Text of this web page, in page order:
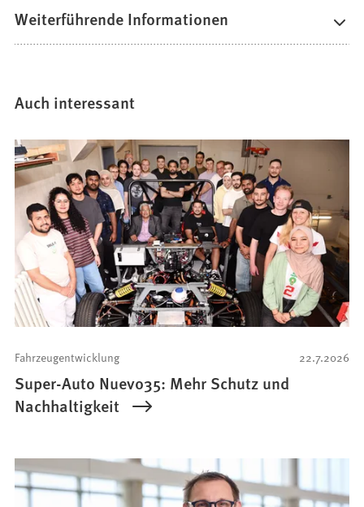
Weiterführende Informationen
Auch interessant
22.7.2026
Fahrzeugentwicklung
Super-Auto Nuevo35: Mehr Schutz und
Nachhaltigkeit